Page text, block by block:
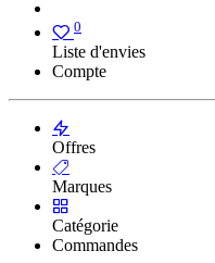
0
Liste d'envies
Compte
Offres
Marques
Catégorie
Commandes